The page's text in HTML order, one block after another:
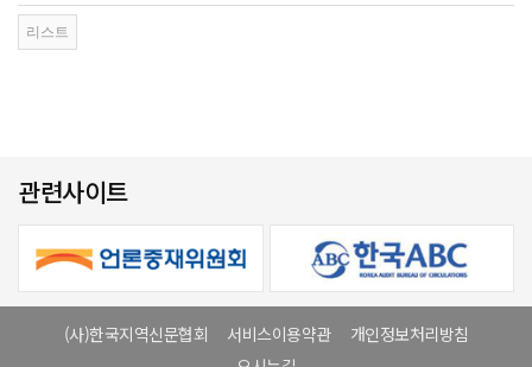
관련사이트
(사)한국지역신문협회 서비스이용약관
개인정보처리방침